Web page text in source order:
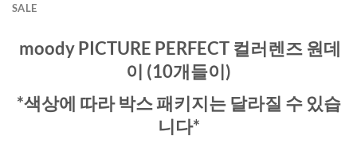
SALE
moody PICTURE PERFECT 컬러렌즈 원데
이 (10개들이)
*색상에 따라 박스 패키지는 달라질 수 있습
니다*